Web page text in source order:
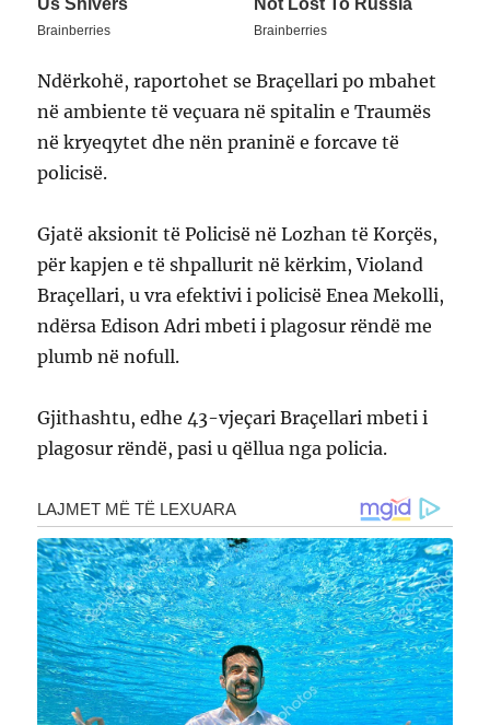
Ndërkohë, raportohet se Braçellari po mbahet
në ambiente të veçuara në spitalin e Traumës
në kryeqytet dhe nën praninë e forcave të
policisë.
Gjatë aksionit të Policisë në Lozhan të Korçës,
për kapjen e të shpallurit në kërkim, Violand
Braçellari, u vra efektivi i policisë Enea Mekolli,
ndërsa Edison Adri mbeti i plagosur rëndë me
plumb në nofull.
Gjithashtu, edhe 43-vjeçari Braçellari mbeti i
plagosur rëndë, pasi u qëllua nga policia.